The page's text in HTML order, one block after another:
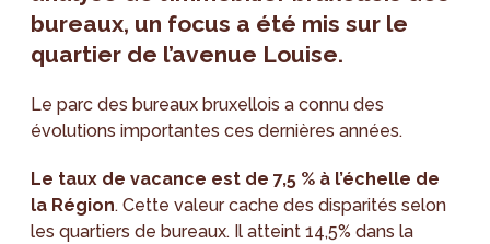
bureaux, un focus a été mis sur le
quartier de l’avenue Louise.
Le parc des bureaux bruxellois a connu des
évolutions importantes ces dernières années.
Le taux de vacance est de 7,5 % à l’échelle de
la Région. Cette valeur cache des disparités selon
les quartiers de bureaux. Il atteint 14,5% dans la